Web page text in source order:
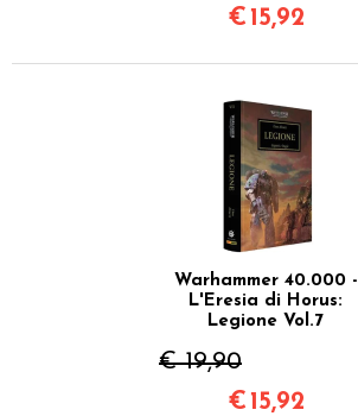
€ 15,92
Warhammer 40.000 -
L'Eresia di Horus:
Legione Vol.7
€ 19,90
€ 15,92